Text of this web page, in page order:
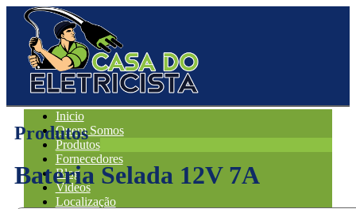
Inicio
Quem Somos
Produtos
Fornecedores
Blog
Videos
Localização
Produtos
Bateria Selada 12V 7A